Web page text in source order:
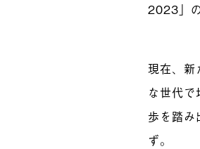
2023」
現在、新
な世代
歩を踏み
ず。